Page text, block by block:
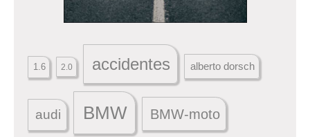
1.6 2.0 accidentes alberto dorsch
audi BMW BMW-moto